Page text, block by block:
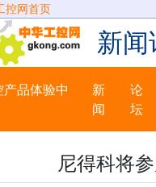
控网首页
新闻
产品体验中
新
闻
论
坛
尼得科将